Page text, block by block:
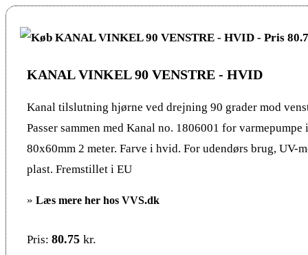
KANAL VINKEL 90 VENSTRE - HVID
Kanal tilslutning hjørne ved drejning 90 grader mod
Passer sammen med Kanal no. 1806001 for
80x60mm 2 meter. Farve i hvid. For udendørs brug, UV-
plast. Fremstillet i EU
» Læs mere her hos VVS.dk
Pris: 80.75 kr.